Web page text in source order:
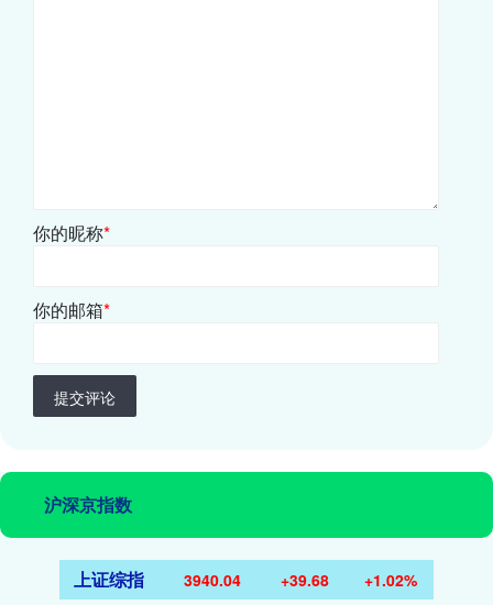
你的昵称*
你的邮箱*
提交评论
沪深京指数
上证综指 3940.04 +39.68 +1.02%